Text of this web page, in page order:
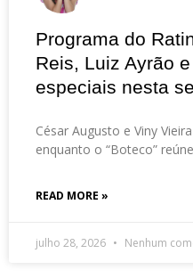
Programa do
Reis, Luiz Ayrão
especiais nesta
César Augusto e Viny
enquanto o “Boteco”
READ MORE »
julho 28, 2026 Nenhum